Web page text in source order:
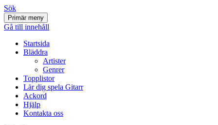
Svenskatabs.se
Sök
Primär meny
Gå till innehåll
Startsida
Bläddra
Artister
Genrer
Topplistor
Lär dig spela Gitarr
Ackord
Hjälp
Kontakta oss